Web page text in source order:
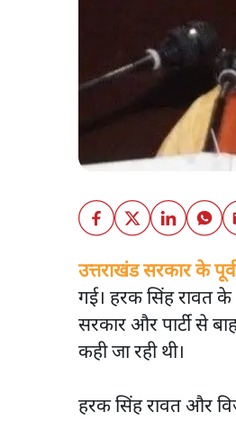
उत्तराखंड सरकार के
गई। हरक सिंह रावत
सरकार और पार्टी से
कही जा रही थी।
हरक सिंह रावत और